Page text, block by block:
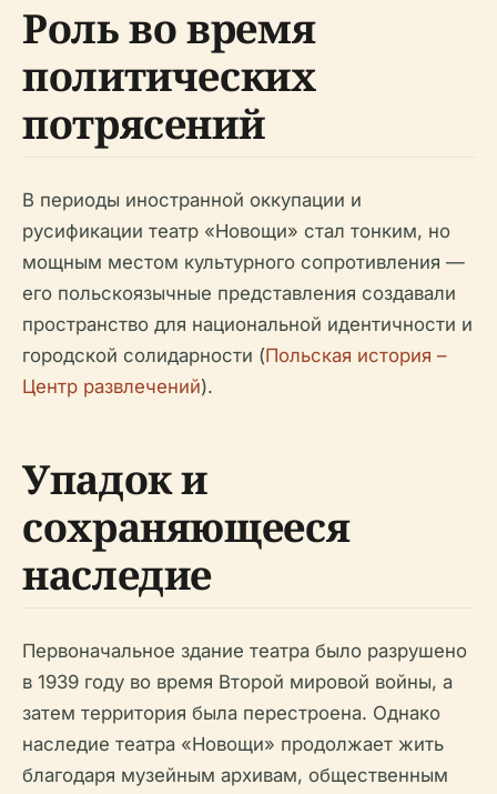
Роль во время
политических
потрясений
В периоды иностранной оккупации и
русификации театр «Новощи» стал тонким, но
мощным местом культурного сопротивления —
его польскоязычные представления создавали
пространство для национальной идентичности и
городской солидарности (Польская история –
Центр развлечений).
Упадок и
сохраняющееся
наследие
Первоначальное здание театра было разрушено
в 1939 году во время Второй мировой войны, а
затем территория была перестроена. Однако
наследие театра «Новощи» продолжает жить
благодаря музейным архивам, общественным